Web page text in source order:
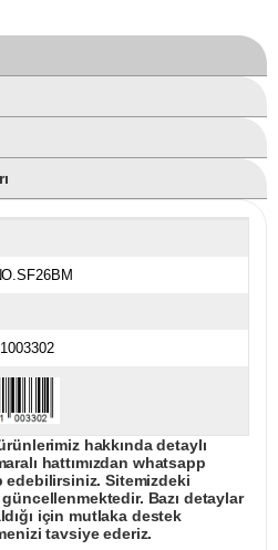
hakkında detaylı
hattımızdan whatsapp
edebilirsiniz. Sitemizdeki
Bazı detaylar
için mutlaka destek
tavsiye ederiz.